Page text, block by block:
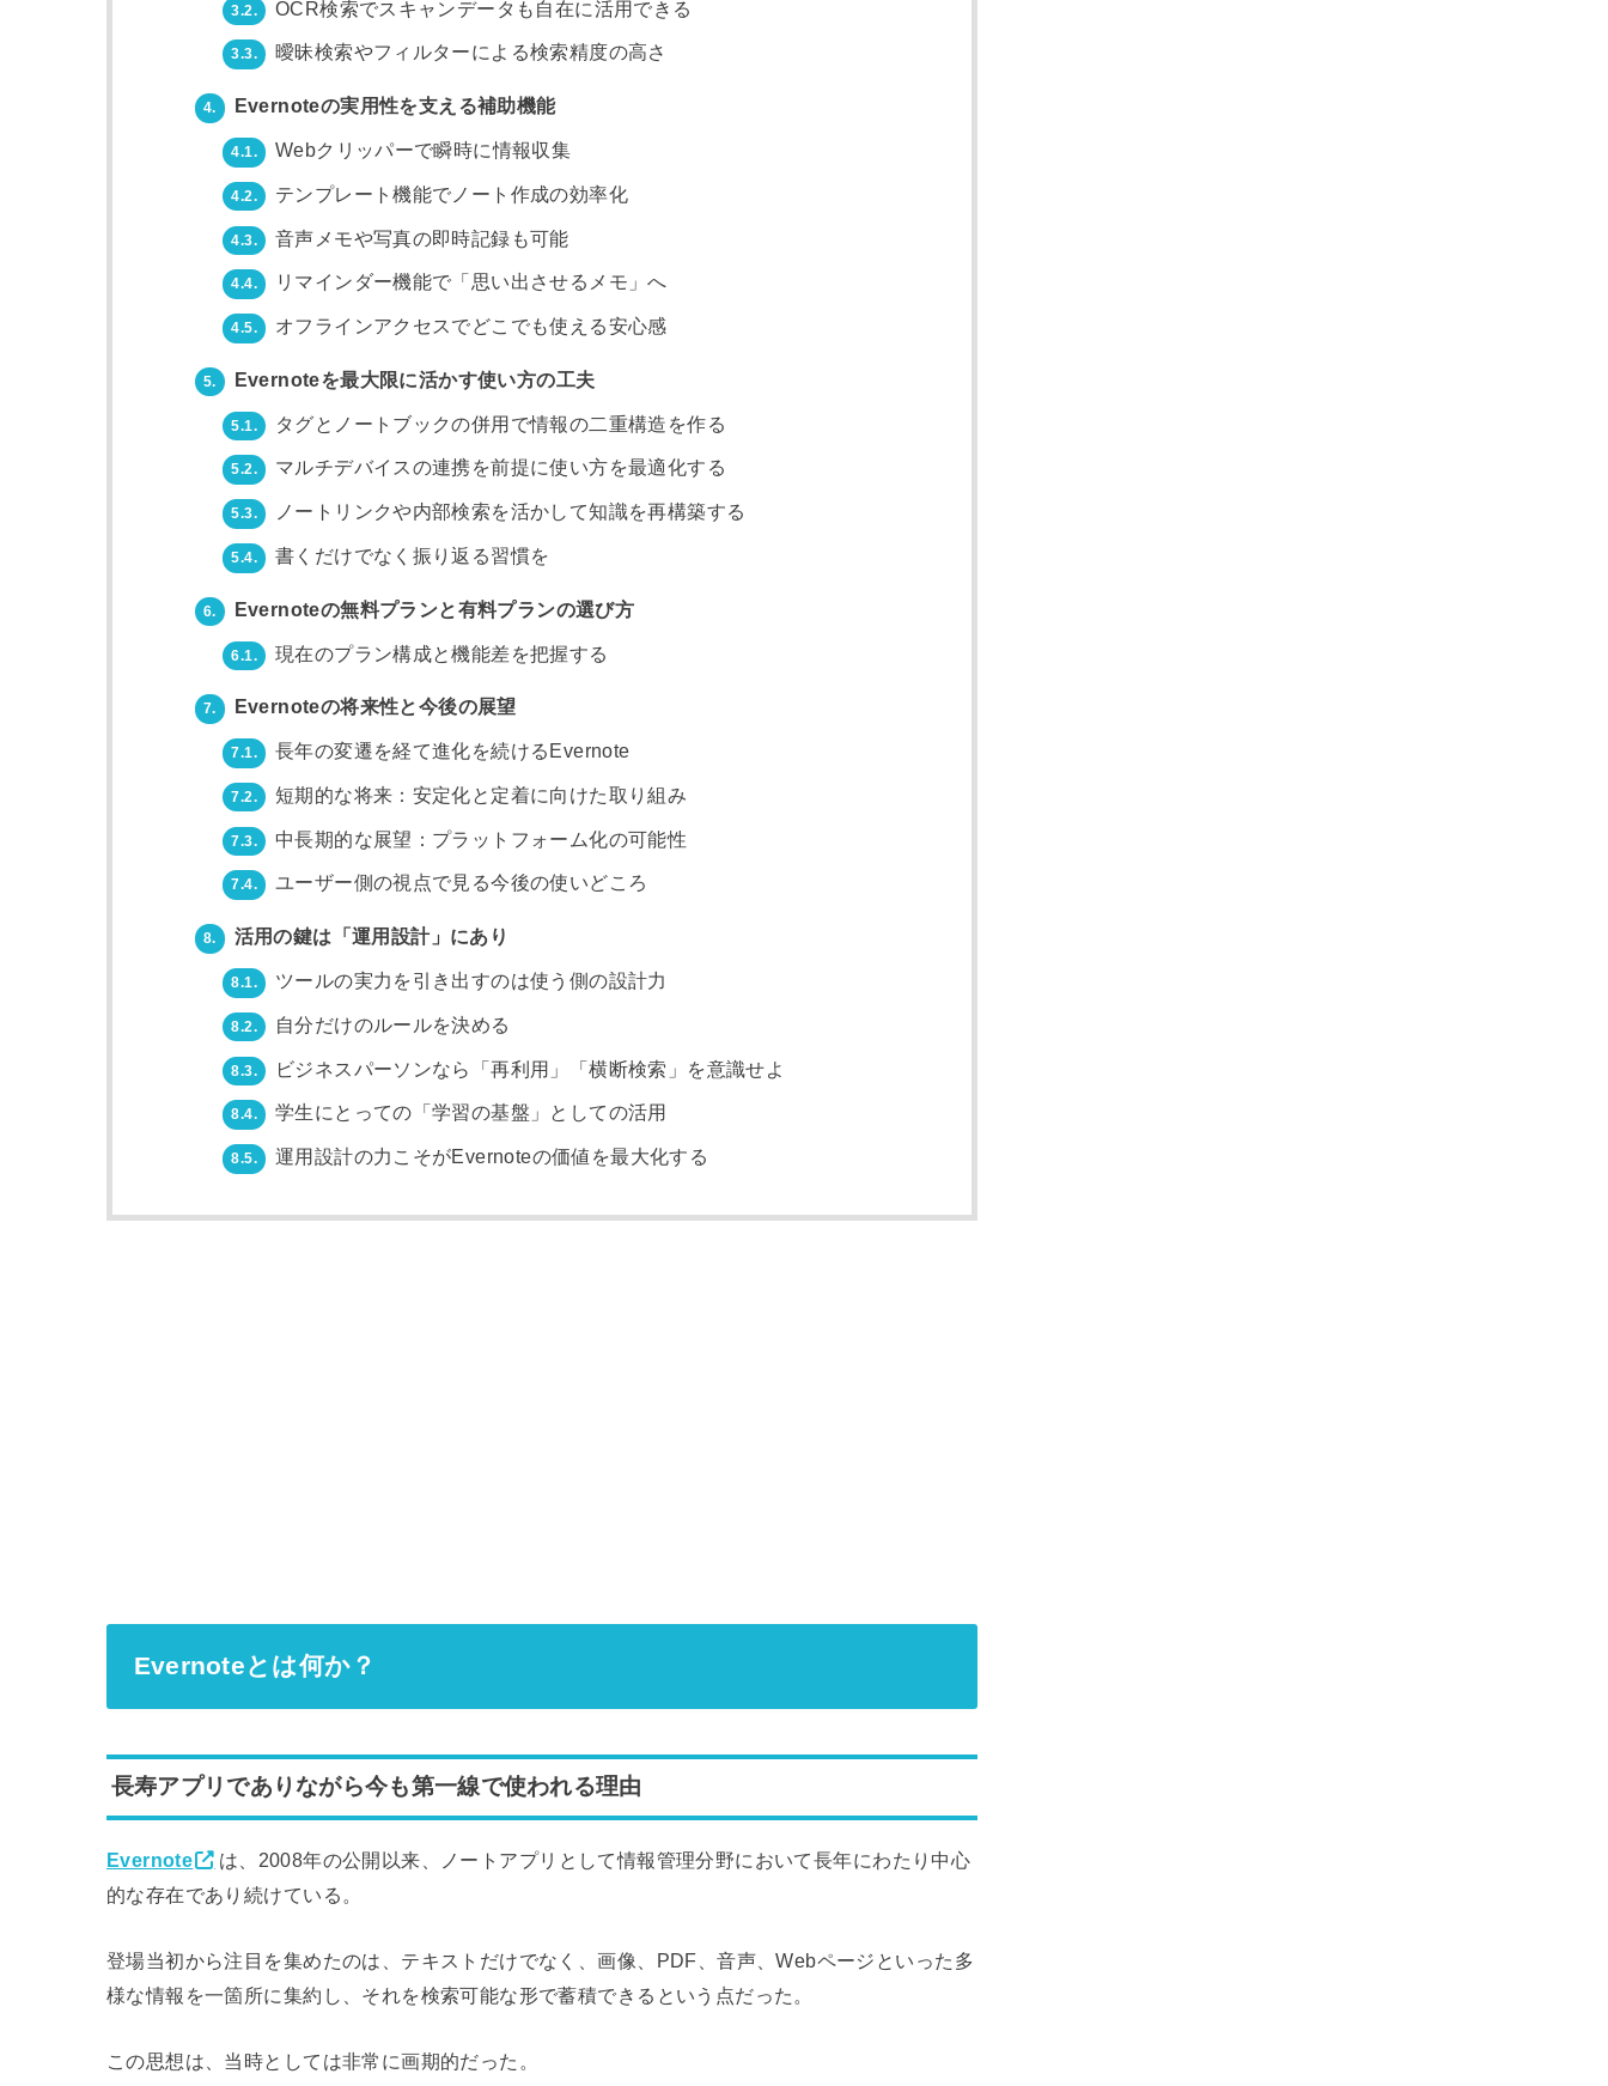
3.2. OCR検索でスキャンデータも自在に活用できる
3.3. 曖昧検索やフィルターによる検索精度の高さ
4. Evernoteの実用性を支える補助機能
4.1. Webクリッパーで瞬時に情報収集
4.2. テンプレート機能でノート作成の効率化
4.3. 音声メモや写真の即時記録も可能
4.4. リマインダー機能で「思い出させるメモ」へ
4.5. オフラインアクセスでどこでも使える安心感
5. Evernoteを最大限に活かす使い方の工夫
5.1. タグとノートブックの併用で情報の二重構造を作る
5.2. マルチデバイスの連携を前提に使い方を最適化する
5.3. ノートリンクや内部検索を活かして知識を再構築する
5.4. 書くだけでなく振り返る習慣を
6. Evernoteの無料プランと有料プランの選び方
6.1. 現在のプラン構成と機能差を把握する
7. Evernoteの将来性と今後の展望
7.1. 長年の変遷を経て進化を続けるEvernote
7.2. 短期的な将来：安定化と定着に向けた取り組み
7.3. 中長期的な展望：プラットフォーム化の可能性
7.4. ユーザー側の視点で見る今後の使いどころ
8. 活用の鍵は「運用設計」にあり
8.1. ツールの実力を引き出すのは使う側の設計力
8.2. 自分だけのルールを決める
8.3. ビジネスパーソンなら「再利用」「横断検索」を意識せよ
8.4. 学生にとっての「学習の基盤」としての活用
8.5. 運用設計の力こそがEvernoteの価値を最大化する
Evernoteとは何か？
長寿アプリでありながら今も第一線で使われる理由
Evernote
は、2008年の公開以来、ノートアプリとして情報管理分野において長年にわたり中心
的な存在であり続けている。
登場当初から注目を集めたのは、テキストだけでなく、画像、PDF、音声、Webページといった多
様な情報を一箇所に集約し、それを検索可能な形で蓄積できるという点だった。
この思想は、当時としては非常に画期的だった。